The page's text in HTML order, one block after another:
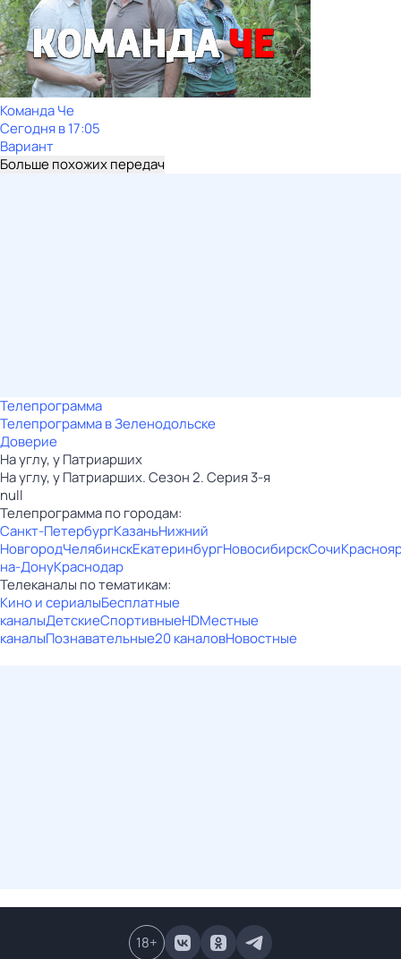
Команда Че
Сегодня в 17:05
Вариант
Больше похожих передач
Телепрограмма
Телепрограмма в Зеленодольске
Доверие
На углу, у Патриарших
На углу, у Патриарших. Сезон 2. Серия 3-я
null
Телепрограмма по городам:
Санкт-ПетербургКазаньНижний
НовгородЧелябинскЕкатеринбургНовосибирскСочи
на-ДонуКраснодар
Телеканалы по тематикам:
Кино и сериалыБесплатные
каналыДетскиеСпортивныеHDМестные
каналыПознавательные20 каналовНовостные
18+